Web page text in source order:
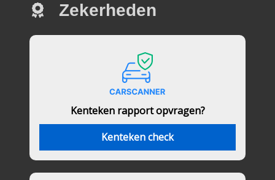
Zekerheden
Kenteken rapport opvragen?
Kenteken check